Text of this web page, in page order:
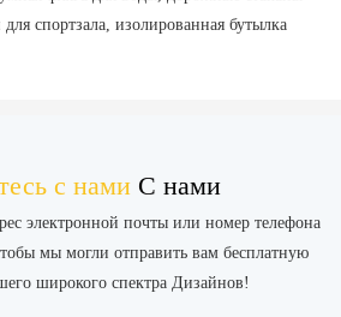
с нами С нами
электронной почты или номер телефона
мы могли отправить вам бесплатную
широкого спектра Дизайнов!